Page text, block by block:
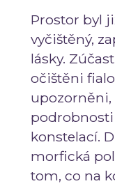
Prostor byl
vyčištěný,
lásky.
očištěni
upozorněni,
podrobnosti
konstelací.
morfická
tom, co na